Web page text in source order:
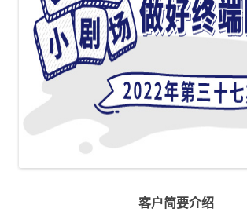
客户简要介绍